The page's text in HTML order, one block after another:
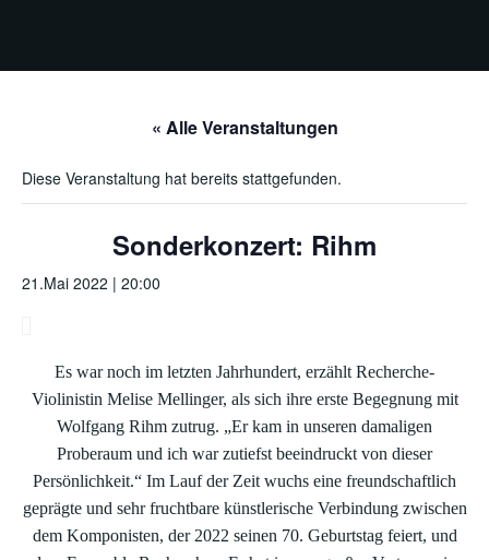
« Alle Veranstaltungen
Diese Veranstaltung hat bereits stattgefunden.
Sonderkonzert: Rihm
21.Mai 2022 | 20:00
Es war noch im letzten Jahrhundert, erzählt Recherche-
Violinistin Melise Mellinger, als sich ihre erste Begegnung mit
Wolfgang Rihm zutrug. „Er kam in unseren damaligen
Proberaum und ich war zutiefst beeindruckt von dieser
Persönlichkeit.“ Im Lauf der Zeit wuchs eine freundschaftlich
geprägte und sehr fruchtbare künstlerische Verbindung zwischen
dem Komponisten, der 2022 seinen 70. Geburtstag feiert, und